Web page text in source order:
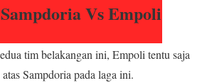
Vs Empoli
tim belakangan ini, Empoli tentu saja
Sampdoria pada laga ini.